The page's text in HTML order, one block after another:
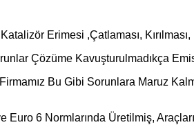
Erimesi ,Çatlaması, Kırılması,
Çözüme Kavuşturulmadıkça
Bu Gibi Sorunlara Maruz
6 Normlarında Üretilmiş,